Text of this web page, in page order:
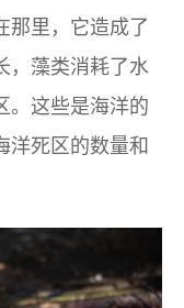
那里，它造成了
，藻类消耗了水
。这些是海洋的
洋死区的数量和